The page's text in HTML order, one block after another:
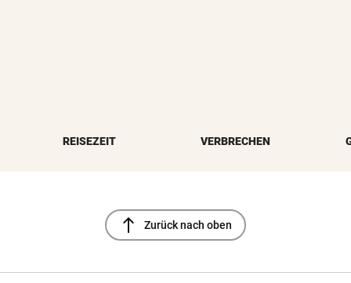
REISEZEIT VERBRECHEN
north Zurück nach oben